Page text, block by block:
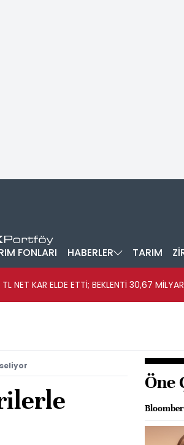
FONLARI HABERLER TARIM
NET KAR ELDE ETTİ; BEKLENTİ 30,67
Öne